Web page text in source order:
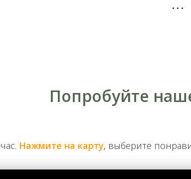
дополнительной железнодорожной
временный мост. В следующем сезоне, после
Попробуйте
Нажмите на карту, выберите